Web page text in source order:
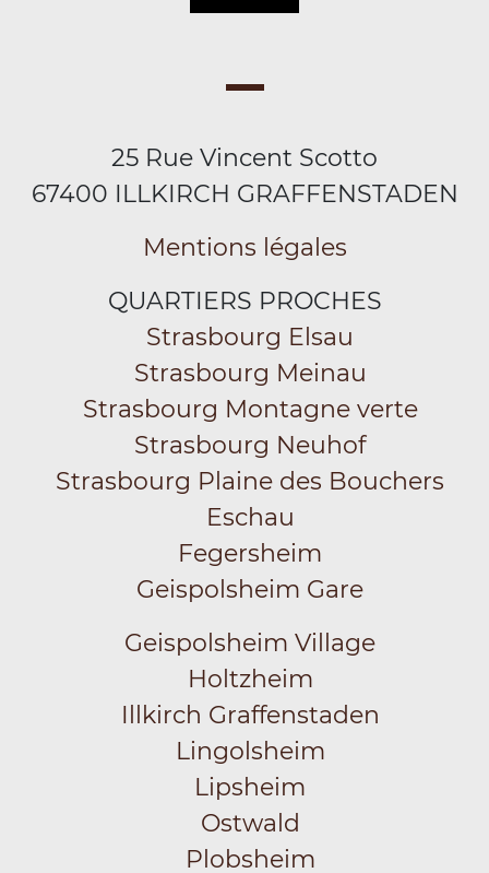
25 Rue Vincent Scotto
67400 ILLKIRCH GRAFFENSTADEN
Mentions légales
QUARTIERS PROCHES
Strasbourg Elsau
Strasbourg Meinau
Strasbourg Montagne verte
Strasbourg Neuhof
Strasbourg Plaine des Bouchers
Eschau
Fegersheim
Geispolsheim Gare
Geispolsheim Village
Holtzheim
Illkirch Graffenstaden
Lingolsheim
Lipsheim
Ostwald
Plobsheim